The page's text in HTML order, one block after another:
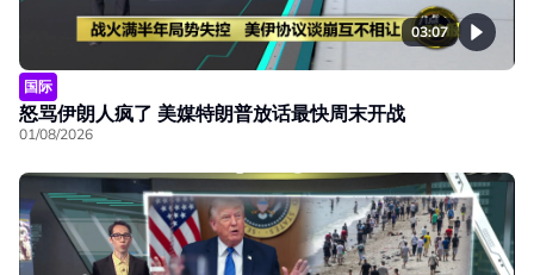
03:07
国际
怒骂伊朗人疯了 美媒特朗普放话最快周末开战
01/08/2026